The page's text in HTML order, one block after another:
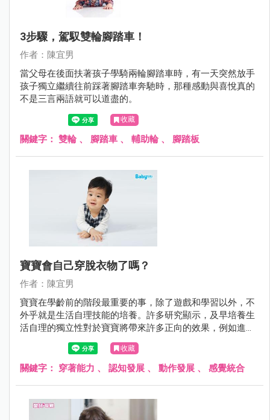
3步驟，駕馭雙輪腳踏車！
作者：陳宜男
當父母在後面扶著孩子學騎兩輪腳踏車時，有一天突然放手
孩子獨立繼續往前踩著腳踏車奔馳時，那種感動與喜悅真的
不是三言兩語就可以道盡的。
收藏
關鍵字： 雙輪 、 腳踏車 、 輔助輪 、 腳踏板
寶寶會自己穿脫衣物了嗎？
作者：陳宜男
寶寶在學齡前的階段最重要的事，除了遊戲和學習以外，不
外乎就是生活自理技能的培養。許多研究顯示，及早培養生
活自理的獨立性對於寶寶將帶來許多正向的效果，例如進入
幼兒園後可以減少分離焦慮、在團體生活中容易建立自信心
與具有責任感等，也能減少幼兒園老師的負擔。
收藏
關鍵字： 穿著能力 、 認知發展 、 動作發展 、 感覺統合